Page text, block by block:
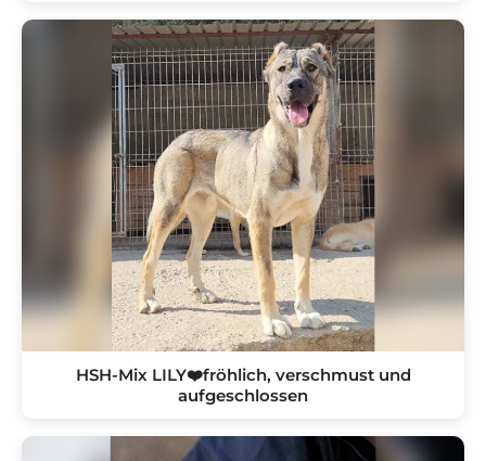
HSH-Mix LILY❤️fröhlich, verschmust und
aufgeschlossen